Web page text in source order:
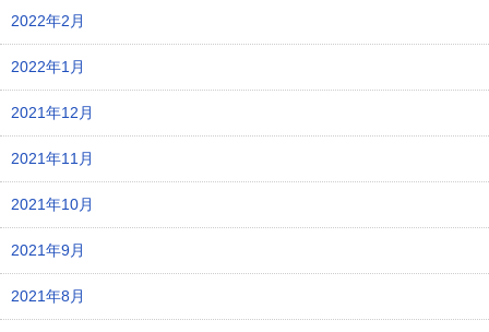
2022年2月
2022年1月
2021年12月
2021年11月
2021年10月
2021年9月
2021年8月